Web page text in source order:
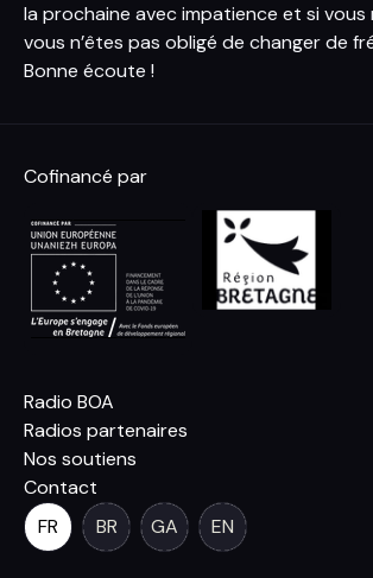
la prochaine avec impatience et si vous
vous n’êtes pas obligé de changer de
Bonne écoute !
Cofinancé par
Radio BOA
Radios partenaires
Nos soutiens
Contact
FR
BR GA EN